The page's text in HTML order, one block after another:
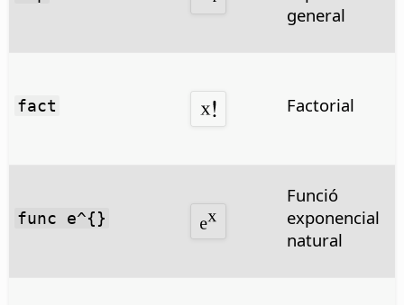
general
fact Factorial
func e^{}
Funció
exponencial
natural